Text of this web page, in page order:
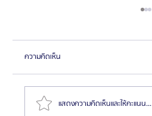
ความคิดเห็น
แสดงความคิดเห็นและให้คะแนน...